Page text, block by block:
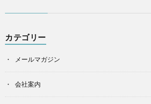
カテゴリー
メールマガジン
会社案内